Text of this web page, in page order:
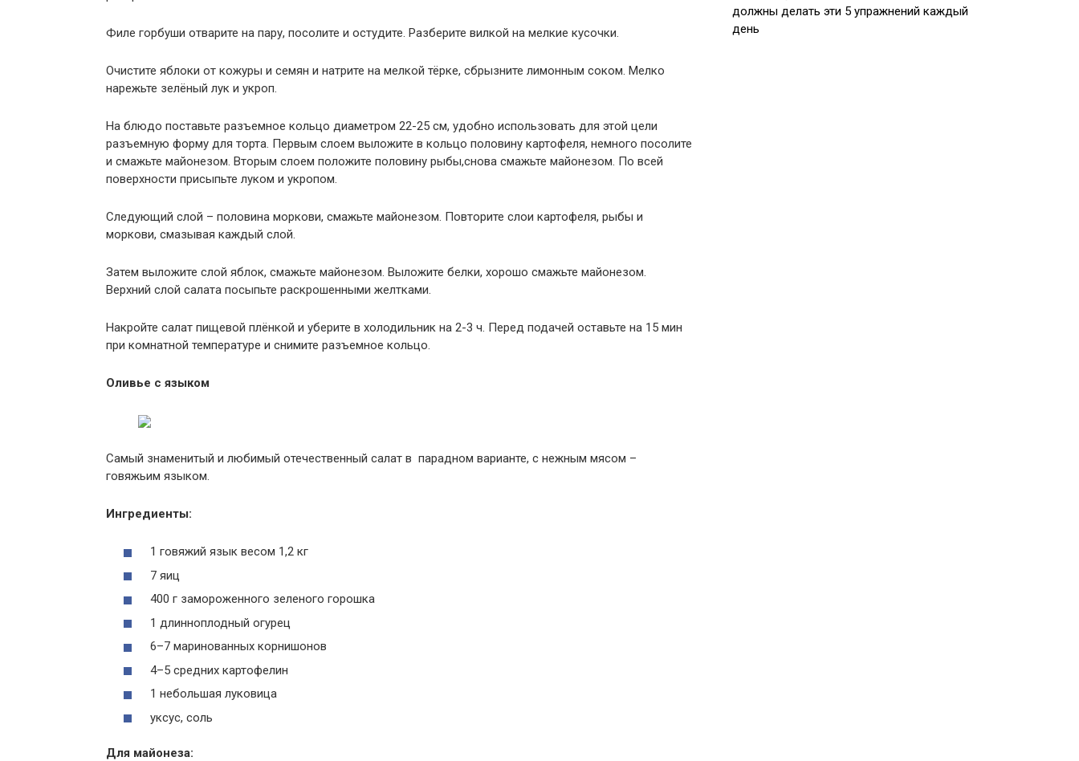
Филе горбуши отварите на пару, посолите и остудите. Разберите вилкой на мелкие кусочки.
Очистите яблоки от кожуры и семян и натрите на мелкой тёрке, сбрызните лимонным соком. Мелко
нарежьте зелёный лук и укроп.
На блюдо поставьте разъемное кольцо диаметром 22-25 см, удобно использовать для этой цели
разъемную форму для торта. Первым слоем выложите в кольцо половину картофеля, немного посолите
и смажьте майонезом. Вторым слоем положите половину рыбы,снова смажьте майонезом. По всей
поверхности присыпьте луком и укропом.
Следующий слой – половина моркови, смажьте майонезом. Повторите слои картофеля, рыбы и
моркови, смазывая каждый слой.
Затем выложите слой яблок, смажьте майонезом. Выложите белки, хорошо смажьте майонезом.
Верхний слой салата посыпьте раскрошенными желтками.
Накройте салат пищевой плёнкой и уберите в холодильник на 2-3 ч. Перед подачей оставьте на 15 мин
при комнатной температуре и снимите разъемное кольцо.
Оливье с языком
Самый знаменитый и любимый отечественный салат в парадном варианте, с нежным мясом –
говяжьим языком.
Ингредиенты:
1 говяжий язык весом 1,2 кг
7 яиц
400 г замороженного зеленого горошка
1 длинноплодный огурец
6–7 маринованных корнишонов
4–5 средних картофелин
1 небольшая луковица
уксус, соль
Для майонеза:
должны делать эти 5 упражнений каждый
день